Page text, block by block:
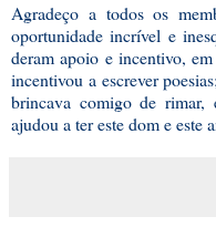
Agradeço a todos os
oportunidade incrível e
deram apoio e incentivo,
incentivou a escrever
brincava comigo de rimar,
ajudou a ter este dom e este